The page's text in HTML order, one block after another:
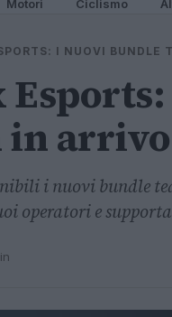
Motori Ciclismo
I NUOVI BUNDLE
in arrivo
i nuovi bundle
operatori e